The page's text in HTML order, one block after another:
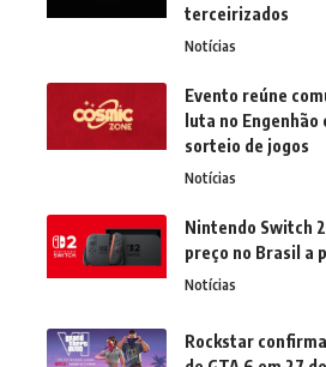
terceirizados
Notícias
Evento reúne
luta no
sorteio de jogos
Notícias
Nintendo Switch
preço no Brasil a
Notícias
Rockstar